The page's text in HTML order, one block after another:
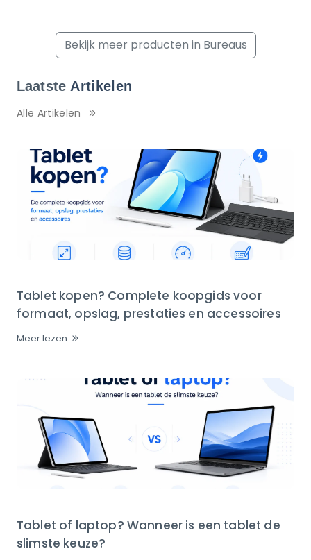
Bekijk meer producten in Bureaus
Laatste Artikelen
Alle Artikelen
Tablet kopen? Complete koopgids voor
formaat, opslag, prestaties en accessoires
Meer lezen
Tablet of laptop? Wanneer is een tablet de
slimste keuze?